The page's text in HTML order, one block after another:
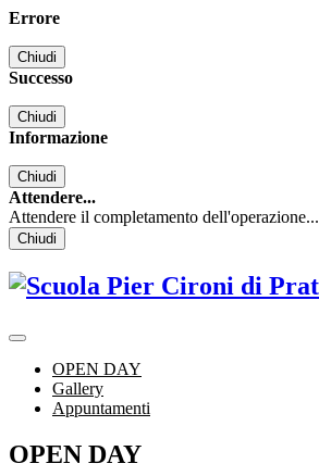
Errore
Chiudi
Successo
Chiudi
Informazione
Chiudi
Attendere...
Attendere il completamento dell'operazione...
Chiudi
OPEN DAY
Gallery
Appuntamenti
OPEN DAY